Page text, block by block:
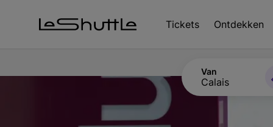
Tickets
Ontdekken
Van
Calais